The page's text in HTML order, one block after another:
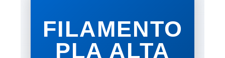
FILAMENTO
PLA ALTA